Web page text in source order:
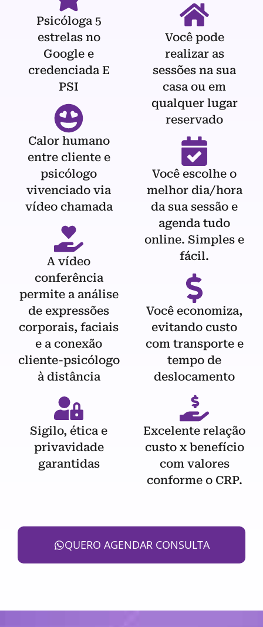
Psicóloga 5
estrelas no
Google e
credenciada E
PSI
Calor humano
entre cliente e
psicólogo
vivenciado via
vídeo chamada
A vídeo
conferência
permite a análise
de expressões
corporais, faciais
e a conexão
cliente-psicólogo
à distância
Sigilo, ética e
privavidade
garantidas
Você pode
realizar as
sessões na sua
casa ou em
qualquer lugar
reservado
Você escolhe o
melhor dia/hora
da sua sessão e
agenda tudo
online. Simples e
fácil.
Você economiza,
evitando custo
com transporte e
tempo de
deslocamento
Excelente relação
custo x benefício
com valores
conforme o CRP.
QUERO AGENDAR CONSULTA